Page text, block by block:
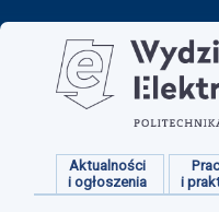
Aktualności
i ogłoszenia
i